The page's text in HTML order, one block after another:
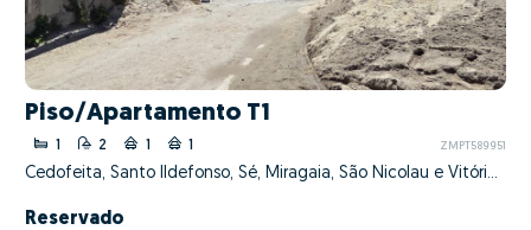
Piso/Apartamento T1
1 2 1 1 ZMPT589951
Cedofeita, Santo Ildefonso, Sé, Miragaia, São Nicolau e Vitória, Porto, Porto
Reservado